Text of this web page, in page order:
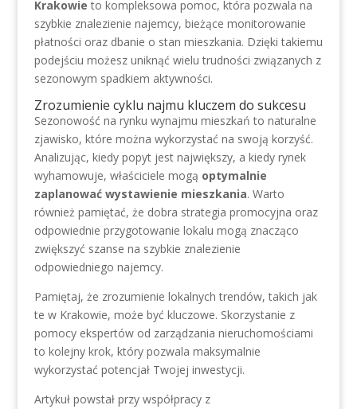
Krakowie to kompleksowa pomoc, która pozwala na
szybkie znalezienie najemcy, bieżące monitorowanie
płatności oraz dbanie o stan mieszkania. Dzięki takiemu
podejściu możesz uniknąć wielu trudności związanych z
sezonowym spadkiem aktywności.
Zrozumienie cyklu najmu kluczem do sukcesu
Sezonowość na rynku wynajmu mieszkań to naturalne
zjawisko, które można wykorzystać na swoją korzyść.
Analizując, kiedy popyt jest największy, a kiedy rynek
wyhamowuje, właściciele mogą optymalnie
zaplanować wystawienie mieszkania. Warto
również pamiętać, że dobra strategia promocyjna oraz
odpowiednie przygotowanie lokalu mogą znacząco
zwiększyć szanse na szybkie znalezienie
odpowiedniego najemcy.
Pamiętaj, że zrozumienie lokalnych trendów, takich jak
te w Krakowie, może być kluczowe. Skorzystanie z
pomocy ekspertów od zarządzania nieruchomościami
to kolejny krok, który pozwala maksymalnie
wykorzystać potencjał Twojej inwestycji.
Artykuł powstał przy współpracy z